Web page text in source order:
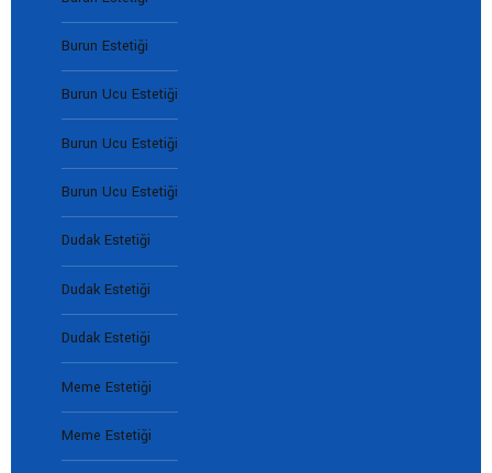
Burun Estetiği
Burun Ucu Estetiği
Burun Ucu Estetiği
Burun Ucu Estetiği
Dudak Estetiği
Dudak Estetiği
Dudak Estetiği
Meme Estetiği
Meme Estetiği